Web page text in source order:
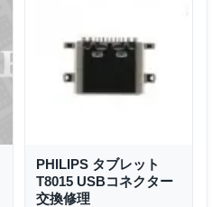
PHILIPS タブレット
T8015 USBコネクター
交換修理